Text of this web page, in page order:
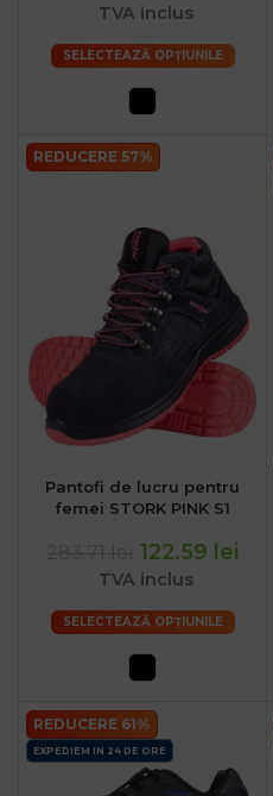
TVA inclus
SELECTEAZĂ OPȚIUNILE
REDUCERE 57%
Pantofi de lucru pentru
femei STORK PINK S1
122.59 lei
TVA inclus
SELECTEAZĂ OPȚIUNILE
REDUCERE 61%
EXPEDIEM IN 24 DE ORE